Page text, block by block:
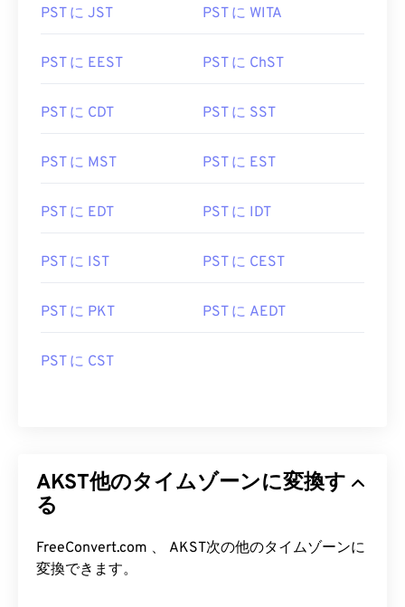
PST に JST PST に WITA
PST に EEST PST に ChST
PST に CDT PST に SST
PST に MST PST に EST
PST に EDT PST に IDT
PST に IST PST に CEST
PST に PKT PST に AEDT
PST に CST
AKST他のタイムゾーンに変換す
る
FreeConvert.com 、 AKST次の他のタイムゾーンに
変換できます。